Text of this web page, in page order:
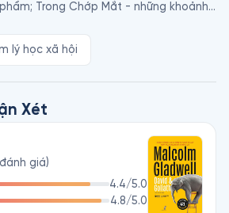
Trong Chớp Mắt - những khoảnh
giác của con người; Những Kẻ Xuất
Chú Chó Nhìn Thấy Gì - tập hợp
Gladwell lật ngược cách chúng
và khó khăn, đưa ra cách lý giải mới
hay đối mặt với sự tàn tật, mồ côi,
chế hay đang phải chịu đựng bất lợi
về những thuận lợi và bất lợi của mỗi
và đưa ra kết luận rằng những điểm
người này chưa chắc đã là điểm bất
lý học xã hội
Xét
đánh giá)
4.4/5.0
4.8/5.0